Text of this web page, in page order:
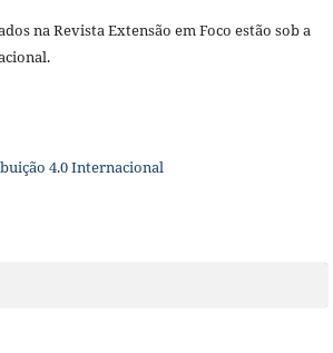
na Revista Extensão em Foco estão sob a
4.0 Internacional